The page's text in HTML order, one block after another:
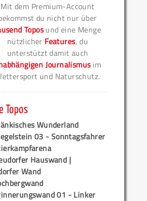
Mit dem Premium-Account
du nicht nur über
Toposund eine Menge
nützlicher Features, du
unterstützt damit auch
Journalismusim
und Naturschutz.
Topos
Wunderland
03 - Sonntagsfahrer
Hauswand |
Wand
01 - Linker